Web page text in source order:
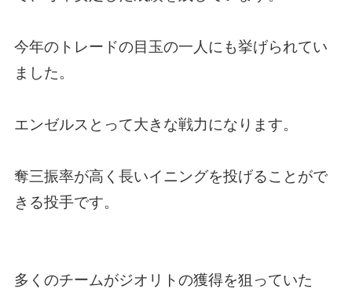
今年のトレードの目玉の一人にも挙げられてい
ました。
エンゼルスとって大きな戦力になります。
奪三振率が高く長いイニングを投げることがで
きる投手です。
多くのチームがジオリトの獲得を狙っていた